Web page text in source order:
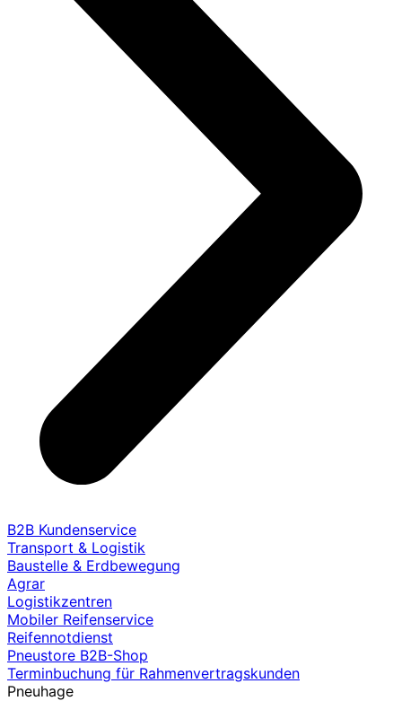
B2B Kundenservice
Transport & Logistik
Baustelle & Erdbewegung
Agrar
Logistikzentren
Mobiler Reifenservice
Reifennotdienst
Pneustore B2B-Shop
Terminbuchung für Rahmenvertragskunden
Pneuhage